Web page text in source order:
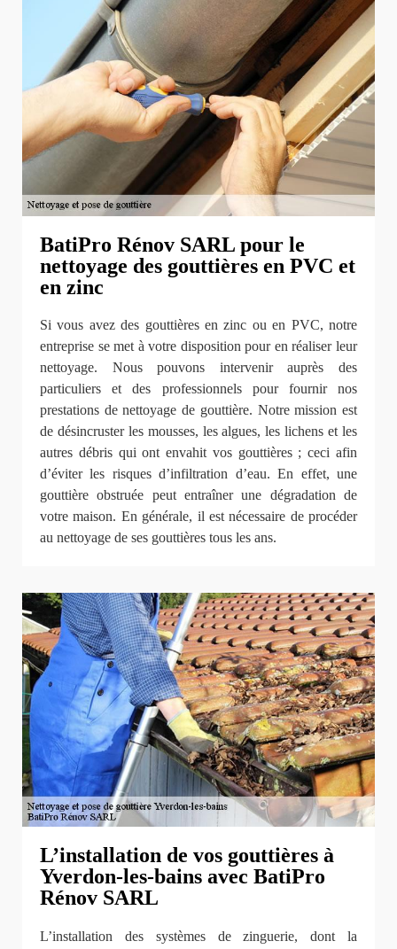
BatiPro Rénov SARL pour le
nettoyage des gouttières en PVC et
en zinc
Si vous avez des gouttières en zinc ou en PVC, notre
entreprise se met à votre disposition pour en réaliser leur
nettoyage. Nous pouvons intervenir auprès des
particuliers et des professionnels pour fournir nos
prestations de nettoyage de gouttière. Notre mission est
de désincruster les mousses, les algues, les lichens et les
autres débris qui ont envahit vos gouttières ; ceci afin
d’éviter les risques d’infiltration d’eau. En effet, une
gouttière obstruée peut entraîner une dégradation de
votre maison. En générale, il est nécessaire de procéder
au nettoyage de ses gouttières tous les ans.
L’installation de vos gouttières à
Yverdon-les-bains avec BatiPro
Rénov SARL
L’installation des systèmes de zinguerie, dont la